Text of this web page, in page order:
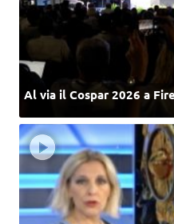
Al via il Cospar 2026 a